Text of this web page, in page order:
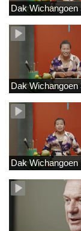
Dak Wichangoen
Dak Wichangoen
Dak Wichangoen